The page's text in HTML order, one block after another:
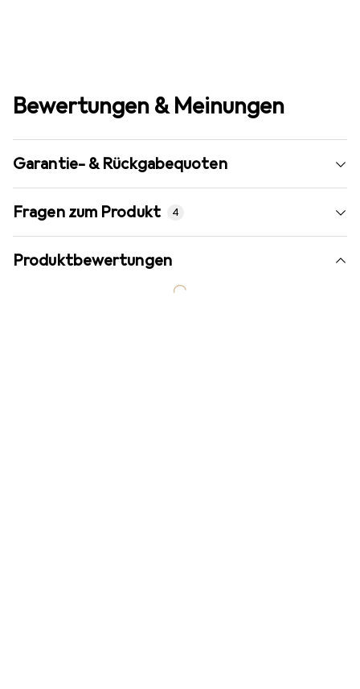
Bewertungen & Meinungen
Garantie- & Rückgabequoten
Fragen zum Produkt 4
Produktbewertungen